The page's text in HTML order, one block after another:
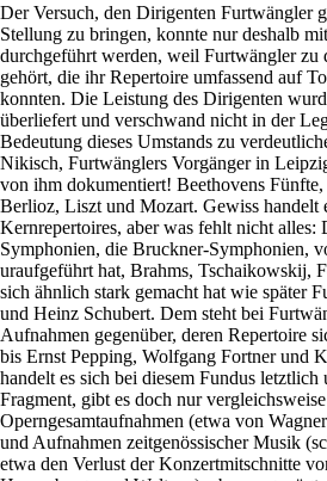
Der Versuch, den Dirigenten Furtwängler
Stellung zu bringen, konnte nur deshalb
durchgeführt werden, weil Furtwängler zu
gehört, die ihr Repertoire umfassend auf
konnten. Die Leistung des Dirigenten
überliefert und verschwand nicht in der
Bedeutung dieses Umstands zu
Nikisch, Furtwänglers Vorgänger in
von ihm dokumentiert! Beethovens
Berlioz, Liszt und Mozart. Gewiss handelt
Kernrepertoires, aber was fehlt nicht alles:
Symphonien, die Bruckner-Symphonien,
uraufgeführt hat, Brahms, Tschaikowskij,
sich ähnlich stark gemacht hat wie später
und Heinz Schubert. Dem steht bei
Aufnahmen gegenüber, deren Repertoire
bis Ernst Pepping, Wolfgang Fortner und
handelt es sich bei diesem Fundus letztlich
Fragment, gibt es doch nur
Operngesamtaufnahmen (etwa von
und Aufnahmen zeitgenössischer Musik
etwa den Verlust der Konzertmitschnitte